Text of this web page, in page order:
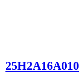
25H2A16A010